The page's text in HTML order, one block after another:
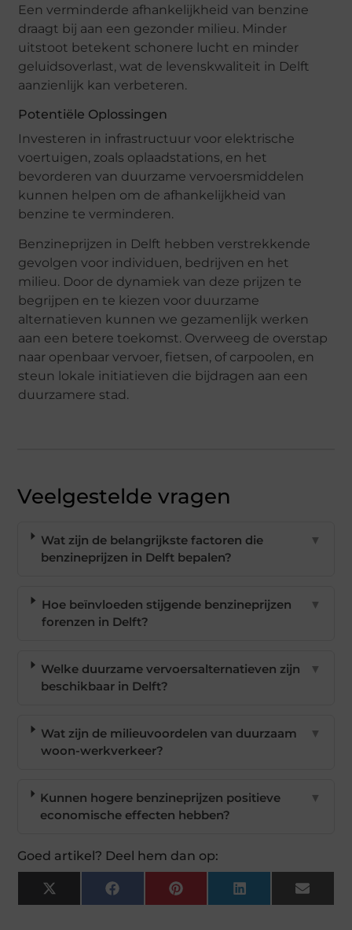
Een verminderde afhankelijkheid van benzine
draagt bij aan een gezonder milieu. Minder
uitstoot betekent schonere lucht en minder
geluidsoverlast, wat de levenskwaliteit in Delft
aanzienlijk kan verbeteren.
Potentiële Oplossingen
Investeren in infrastructuur voor elektrische
voertuigen, zoals oplaadstations, en het
bevorderen van duurzame vervoersmiddelen
kunnen helpen om de afhankelijkheid van
benzine te verminderen.
Benzineprijzen in Delft hebben verstrekkende
gevolgen voor individuen, bedrijven en het
milieu. Door de dynamiek van deze prijzen te
begrijpen en te kiezen voor duurzame
alternatieven kunnen we gezamenlijk werken
aan een betere toekomst. Overweeg de overstap
naar openbaar vervoer, fietsen, of carpoolen, en
steun lokale initiatieven die bijdragen aan een
duurzamere stad.
Veelgestelde vragen
Wat zijn de belangrijkste factoren die
benzineprijzen in Delft bepalen?
▼
Hoe beïnvloeden stijgende benzineprijzen
forenzen in Delft?
▼
Welke duurzame vervoersalternatieven zijn
beschikbaar in Delft?
▼
Wat zijn de milieuvoordelen van duurzaam
woon-werkverkeer?
▼
Kunnen hogere benzineprijzen positieve
economische effecten hebben?
▼
Goed artikel? Deel hem dan op:
X
(Twitter)
FacebookPinterest LinkedIn Email